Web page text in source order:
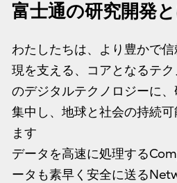
富士通の研究開発
わたしたちは、より豊かで
現を支える、コアとなるテ
のデジタルテクノロジーに
集中し、地球と社会の持続
ます
データを高速に処理する
ータも素早く安全に送る